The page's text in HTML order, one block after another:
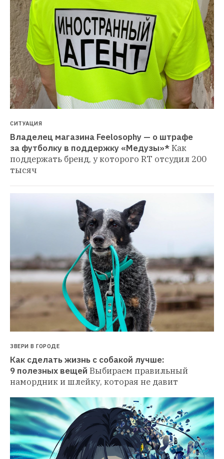
СИТУАЦИЯ
Владелец магазина Feelosophy — о штрафе
за футболку в поддержку «Медузы»*Как
поддержать бренд, у которого RT отсудил 200
тысяч
ЗВЕРИ В ГОРОДЕ
Как сделать жизнь с собакой лучше:
9 полезных вещей Выбираем правильный
намордник и шлейку, которая не давит